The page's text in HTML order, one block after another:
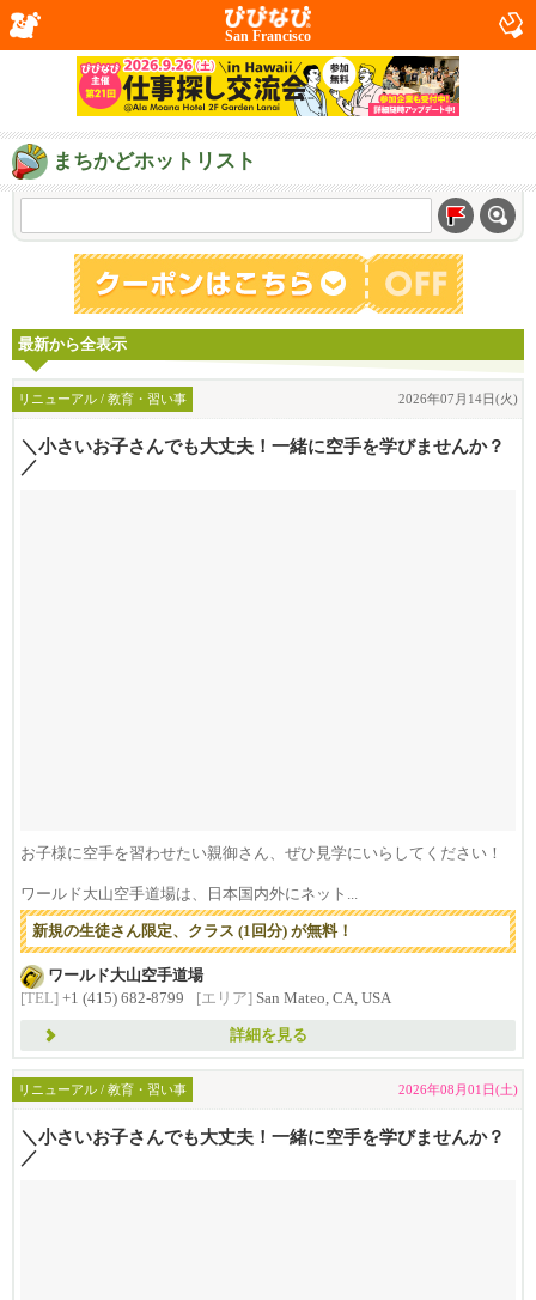
San Francisco
まちかどホットリスト
最新から全表示
リニューアル / 教育・習い事 2026年07月14日(火)
＼小さいお子さんでも大丈夫！一緒に空手を学びませんか？
／
お子様に空手を習わせたい親御さん、ぜひ見学にいらしてください！
ワールド大山空手道場は、日本国内外にネット...
新規の生徒さん限定、クラス (1回分) が無料！
ワールド大山空手道場
[TEL] +1 (415) 682-8799 [エリア] San Mateo, CA, USA
詳細を見る
リニューアル / 教育・習い事 2026年08月01日(土)
＼小さいお子さんでも大丈夫！一緒に空手を学びませんか？
／